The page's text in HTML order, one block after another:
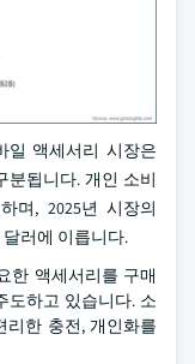
일 액세서리 시장은
분됩니다. 개인 소비
며, 2025년 시장의
달러에 이릅니다.
한 액세서리를 구매
도하고 있습니다. 소
리한 충전, 개인화를